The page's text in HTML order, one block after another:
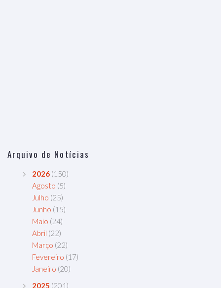
Arquivo de Notícias
2026 (150)
Agosto (5)
Julho (25)
Junho (15)
Maio (24)
Abril (22)
Março (22)
Fevereiro (17)
Janeiro (20)
2025 (201)